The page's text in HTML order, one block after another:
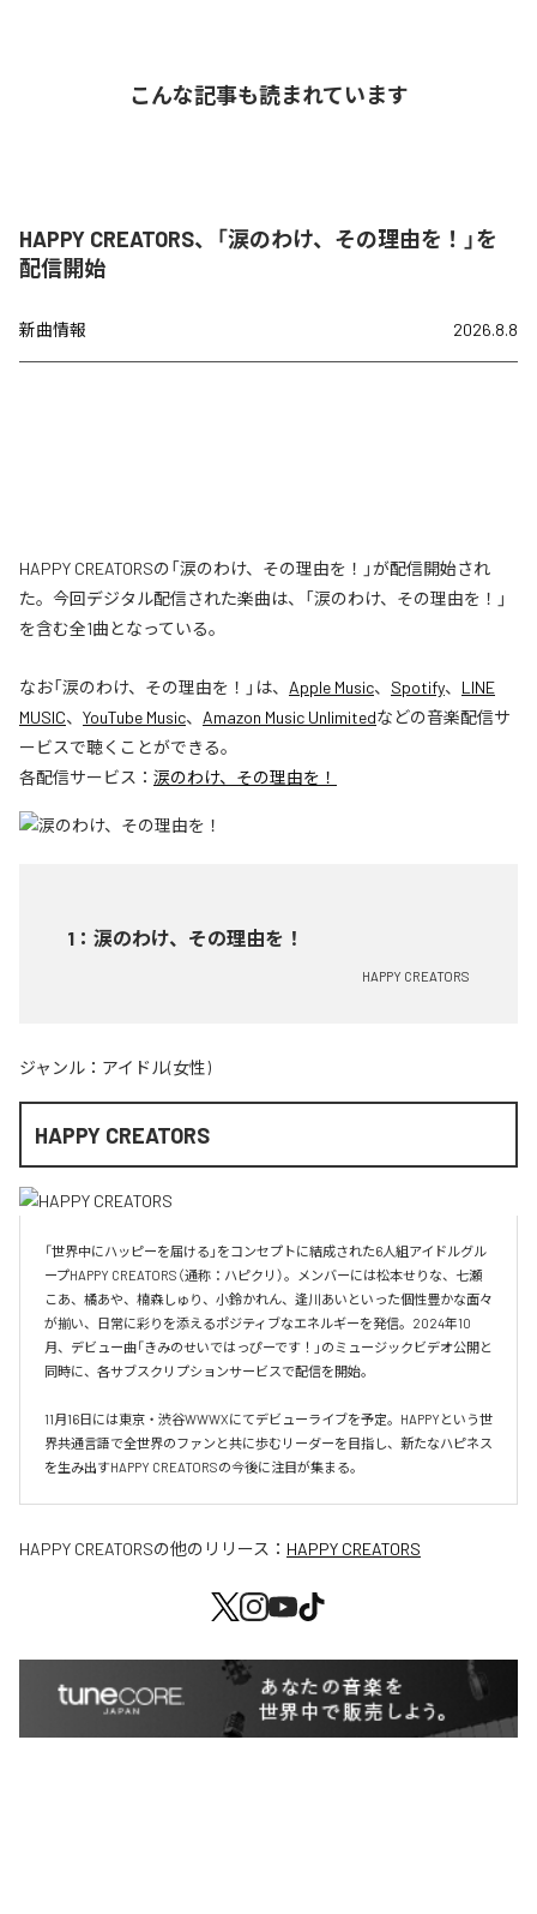
こんな記事も読まれています
HAPPY CREATORS、「涙のわけ、その理由を！」を
配信開始
新曲情報 2026.8.8
HAPPY CREATORSの「涙のわけ、その理由を！」が配信開始され
た。今回デジタル配信された楽曲は、「涙のわけ、その理由を！」
を含む全1曲となっている。
なお「涙のわけ、その理由を！ 」は、 Apple Music、 Spotify、 LINE
MUSIC、 YouTube Music、 Amazon Music Unlimitedなどの音楽配信サ
ービスで聴くことができる。
各配信サービス： 涙のわけ、その理由を！
1 ： 涙のわけ、その理由を！
HAPPY CREATORS
ジャンル： アイドル(女性)
HAPPY CREATORS
「世界中にハッピーを届ける」をコンセプトに結成された6人組アイドルグル
ープHAPPY CREATORS（通称：ハピクリ）。メンバーには松本せりな、七瀬
こあ、橘あや、楠森しゅり、小鈴かれん、逢川あいといった個性豊かな面々
が揃い、日常に彩りを添えるポジティブなエネルギーを発信。2024年10
月、デビュー曲「きみのせいではっぴーです！」のミュージックビデオ公開と
同時に、各サブスクリプションサービスで配信を開始。
11月16日には東京・渋谷WWWXにてデビューライブを予定。HAPPYという世
界共通言語で全世界のファンと共に歩むリーダーを目指し、新たなハピネス
を生み出すHAPPY CREATORSの今後に注目が集まる。
HAPPY CREATORSの他のリリース： HAPPY CREATORS